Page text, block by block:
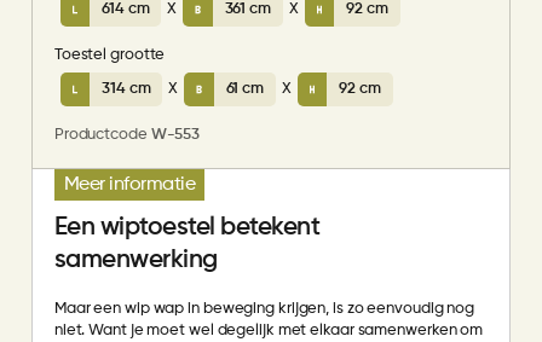
614 cm X 361 cm X 92 cm
Toestel grootte
314 cm X 61 cm X 92 cm
Productcode W-553
Meer informatie
Een wiptoestel betekent
samenwerking
Maar een wip wap in beweging krijgen, is zo eenvoudig nog
niet. Want je moet wel degelijk met elkaar samenwerken om